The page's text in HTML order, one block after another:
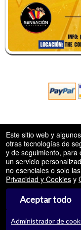
©
Este sitio web y
otras tecnologías de
y de seguimiento, para
un servicio
no esenciales o solo
Privacidad y Cookies y
Aceptar todo
Administrador de